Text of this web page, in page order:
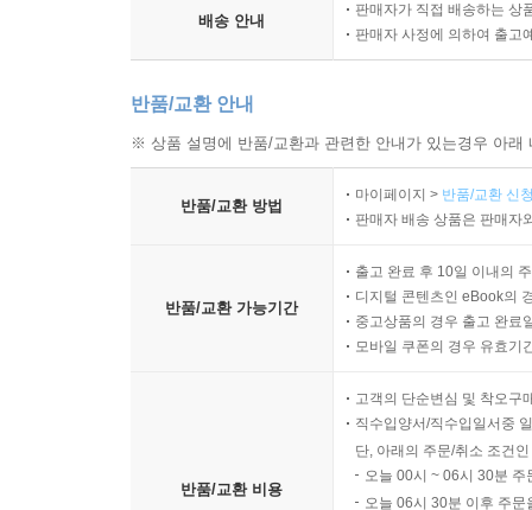
배송 안내
판매자가 직접 배송하는 상
판매자 사정에 의하여 출고
반품/교환 안내
※ 상품 설명에 반품/교환과 관련한 안내가 있는경우 아
반품/교환 방법
마이페이지 > 반품/교환 신
판매자 배송 상품은 판매자
반품/교환 가능기간
출고 완료 후 10일 이내의
디지털 콘텐츠인 eBook의
중고상품의 경우 출고 완료
모바일 쿠폰의 경우 유효기
반품/교환 비용
고객의 단순변심 및 착오구
직수입양서/직수입일서중
단, 아래의 주문/취소 조건
오늘 00시 ~ 06시 30분
오늘 06시 30분 이후 주